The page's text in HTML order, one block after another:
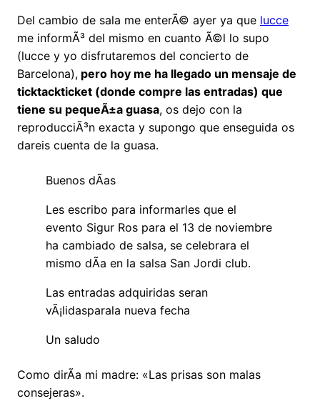
Del cambio de sala me enterÃ© ayer ya que lucce
me informÃ³ del mismo en cuanto Ã©l lo supo
(lucce y yo disfrutaremos del concierto de
Barcelona), pero hoy me ha llegado un mensaje de
ticktackticket (donde compre las entradas) que
tiene su pequeÃ±a guasa, os dejo con la
reproducciÃ³n exacta y supongo que enseguida os
dareis cuenta de la guasa.
Buenos dÃ­as
Les escribo para informarles que el
evento Sigur Ros para el 13 de noviembre
ha cambiado de salsa, se celebrara el
mismo dÃ­a en la salsa San Jordi club.
Las entradas adquiridas seran
vÃ¡lidasparala nueva fecha
Un saludo
Como dirÃ­a mi madre: «Las prisas son malas
consejeras».